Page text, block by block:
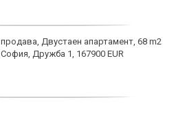
продава, Двустаен апартамент, 68 m2
София, Дружба 1, 167900 EUR